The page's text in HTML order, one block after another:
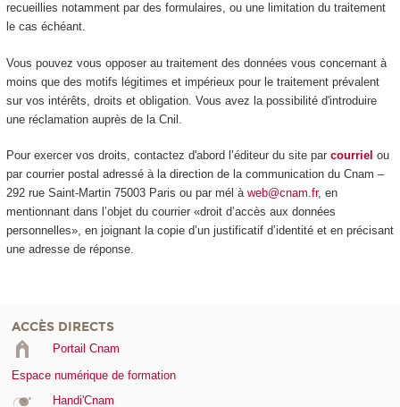
recueillies notamment par des formulaires, ou une limitation du traitement
le cas échéant.
Vous pouvez vous opposer au traitement des données vous concernant à
moins que des motifs légitimes et impérieux pour le traitement prévalent
sur vos intérêts, droits et obligation. Vous avez la possibilité d'introduire
une réclamation auprès de la Cnil.
Pour exercer vos droits, contactez d'abord l’éditeur du site par courriel ou
par courrier postal adressé à la direction de la communication du Cnam –
292 rue Saint-Martin 75003 Paris ou par mél à web@cnam.fr, en
mentionnant dans l’objet du courrier «droit d’accès aux données
personnelles», en joignant la copie d’un justificatif d’identité et en précisant
une adresse de réponse.
ACCÈS DIRECTS
Portail Cnam
Espace numérique de formation
Handi'Cnam